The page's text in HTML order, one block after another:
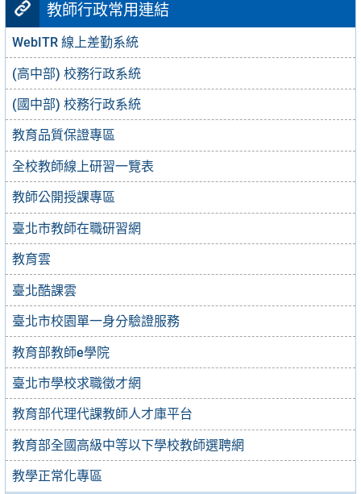
教師行政常用連結
WebITR 線上差勤系統
(高中部) 校務行政系統
(國中部) 校務行政系統
教育品質保證專區
全校教師線上研習一覽表
教師公開授課專區
臺北市教師在職研習網
教育雲
臺北酷課雲
臺北市校園單一身分驗證服務
教育部教師e學院
臺北市學校求職徵才網
教育部代理代課教師人才庫平台
教育部全國高級中等以下學校教師選聘網
教學正常化專區